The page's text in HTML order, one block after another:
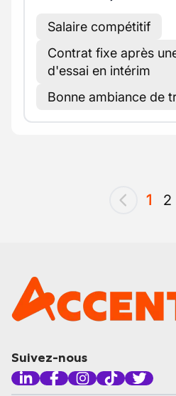
Salaire compétitif
Contrat fixe après
d'essai en intérim
Bonne ambiance de
1 2
Suivez-nous